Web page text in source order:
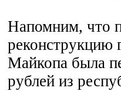
Напомним, что
реконструкцию
Майкопа была
рублей из